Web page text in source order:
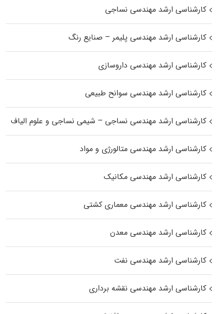
کارشناسی ارشد مهندسی نساجی
کارشناسی ارشد مهندسی پلیمر – صنایع رنگ
کارشناسی ارشد مهندسی داروسازی
کارشناسی ارشد مهندسی سوانح طبیعی
کارشناسی ارشد مهندسی نساجی – شیمی نساجی و علوم الیاف
کارشناسی ارشد مهندسی متالورژی و مواد
کارشناسی ارشد مهندسی مکانیک
کارشناسی ارشد مهندسی معماری کشتی
کارشناسی ارشد مهندسی معدن
کارشناسی ارشد مهندسی نفت
کارشناسی ارشد مهندسی نقشه برداری